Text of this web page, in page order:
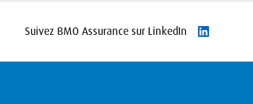
Suivez BMO Assurance sur LinkedIn Suivre